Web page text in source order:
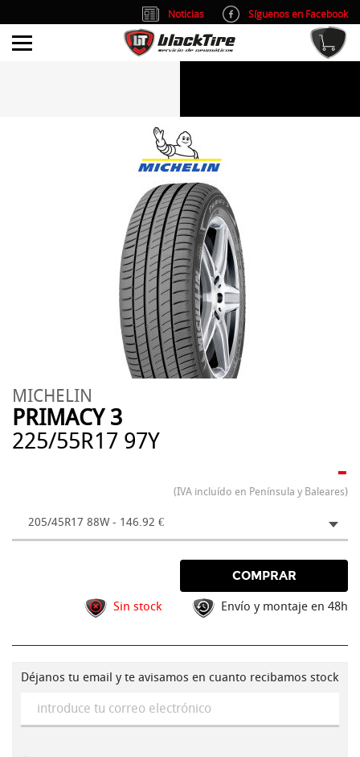
MICHELIN
PRIMACY 3
225/55R17 97Y
-
(IVA incluído en Península y Baleares)
205/45R17 88W - 146.92 €
COMPRAR
Sin stock Envío y montaje en 48h
Déjanos tu email y te avisamos en cuanto recibamos stock
Noticias
Síguenos en Facebook
info@blacktire.es
Atención al cliente: L/V 9:00-14:00 y 15:00-19:00